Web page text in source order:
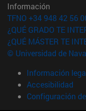
Información
TFNO +34 948 42 56
¿QUÉ GRADO TE
¿QUÉ MÁSTER TE
© Universidad de
Información
Accesibilidad
Configuración